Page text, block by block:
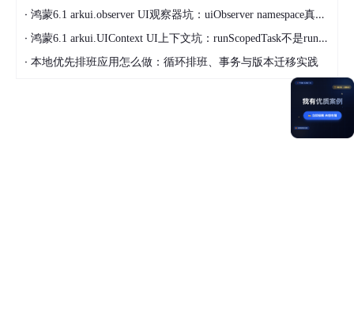
· 鸿蒙6.1 arkui.observer UI观察器坑：uiObserver namespace真名不是observer
· 鸿蒙6.1 arkui.UIContext UI上下文坑：runScopedTask不是runScopedOnUiThread
· 本地优先排班应用怎么做：循环排班、事务与版本迁移实践